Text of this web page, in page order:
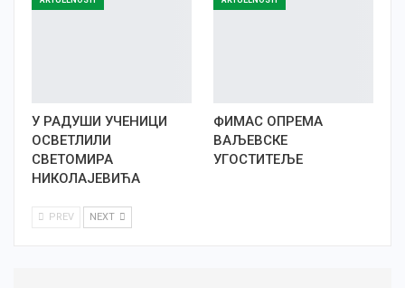
У РАДУШИ УЧЕНИЦИ
ОСВЕТЛИЛИ
СВЕТОМИРА
НИКОЛАЈЕВИЋА
ФИМАС ОПРЕМА
ВАЉЕВСКЕ
УГОСТИТЕЉЕ
PREV NEXT